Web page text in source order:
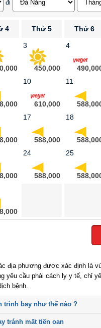
đi
4 Thứ 5 Thứ 6
3
450,000
4
490,000
10
610,000
11
588,000
17
588,000
18
588,000
24
588,000
25
588,000
địa phương được xác định là
yêu cầu phải cách ly y tế, chỉ
bệnh.
bay như thế nào ?
tránh mất tiền oan